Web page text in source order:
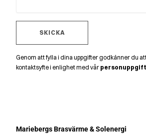
SKICKA
Genom att fylla i dina uppgifter godkänner du
kontaktsyfte i enlighet med vår